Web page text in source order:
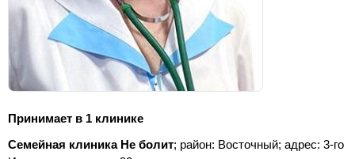
Принимает в 1 клинике
Семейная клиника Не болит; район: Восточный; адрес: 3-го